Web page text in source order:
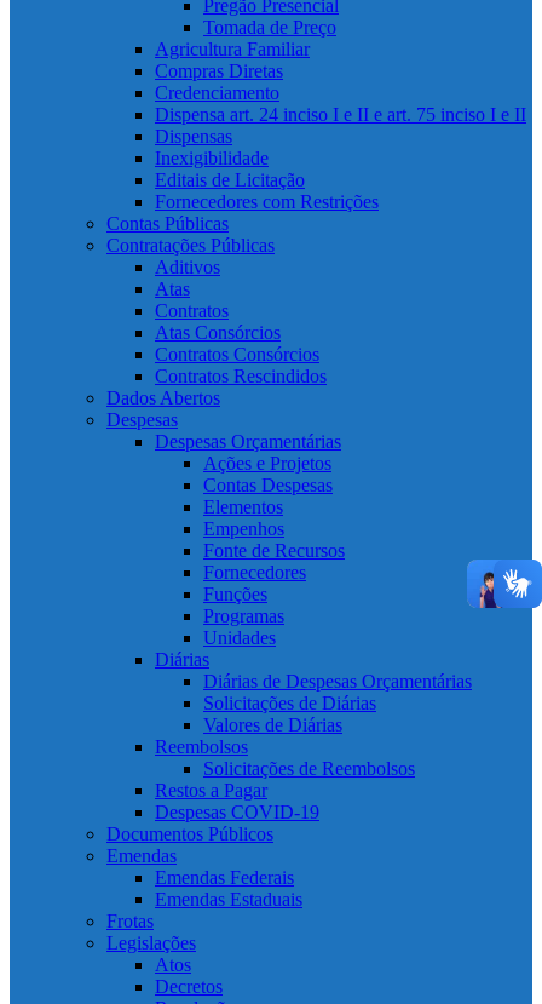
Pregão Presencial
Tomada de Preço
Agricultura Familiar
Compras Diretas
Credenciamento
Dispensa art. 24 inciso I e II e art. 75 inciso I e II
Dispensas
Inexigibilidade
Editais de Licitação
Fornecedores com Restrições
Contas Públicas
Contratações Públicas
Aditivos
Atas
Contratos
Atas Consórcios
Contratos Consórcios
Contratos Rescindidos
Dados Abertos
Despesas
Despesas Orçamentárias
Ações e Projetos
Contas Despesas
Elementos
Empenhos
Fonte de Recursos
Fornecedores
Funções
Programas
Unidades
Diárias
Diárias de Despesas Orçamentárias
Solicitações de Diárias
Valores de Diárias
Reembolsos
Solicitações de Reembolsos
Restos a Pagar
Despesas COVID-19
Documentos Públicos
Emendas
Emendas Federais
Emendas Estaduais
Frotas
Legislações
Atos
Decretos